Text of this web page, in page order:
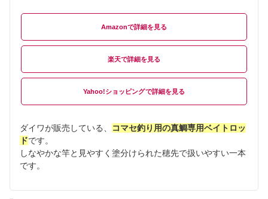
Amazon
楽天
Yahoo!ショッピング
ダイワが販売している、
コマセ釣り用の真鯛専用ベイトロッ
ドです。
しなやかな竿と見やすく塗分けられた穂先で扱いやすい一本
です。